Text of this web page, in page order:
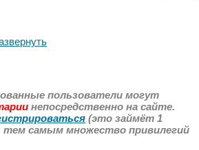
пользователи могут
непосредственно на сайте.
(это займёт 1
тем самым множество привилегий